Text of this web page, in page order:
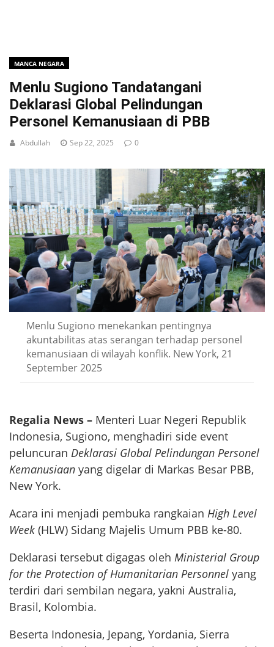
MANCA NEGARA
Menlu Sugiono Tandatangani
Deklarasi Global Pelindungan
Personel Kemanusiaan di PBB
Abdullah Sep 22, 2025 0
Menlu Sugiono menekankan pentingnya
akuntabilitas atas serangan terhadap personel
kemanusiaan di wilayah konflik. New York, 21
September 2025
Regalia News – Menteri Luar Negeri Republik
Indonesia, Sugiono, menghadiri side event
peluncuran Deklarasi Global Pelindungan Personel
Kemanusiaan yang digelar di Markas Besar PBB,
New York.
Acara ini menjadi pembuka rangkaian High Level
Week (HLW) Sidang Majelis Umum PBB ke-80.
Deklarasi tersebut digagas oleh Ministerial Group
for the Protection of Humanitarian Personnel yang
terdiri dari sembilan negara, yakni Australia,
Brasil, Kolombia.
Beserta Indonesia, Jepang, Yordania, Sierra